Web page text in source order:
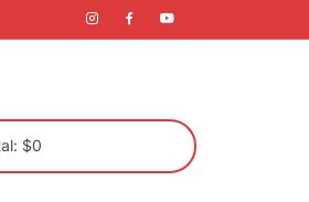
$0